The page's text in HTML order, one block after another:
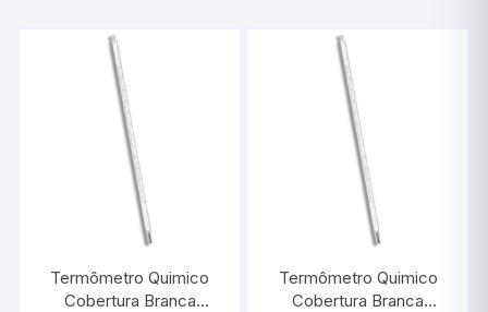
Termômetro Quimico
Cobertura Branca
Termômetro Quimico
Cobertura Branca